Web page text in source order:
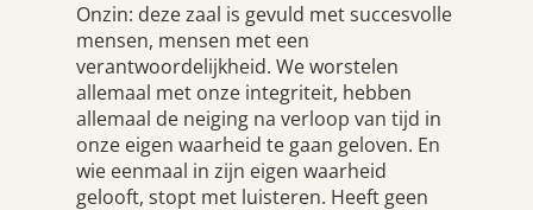
Onzin: deze zaal is gevuld met succesvolle
mensen, mensen met een
verantwoordelijkheid. We worstelen
allemaal met onze integriteit, hebben
allemaal de neiging na verloop van tijd in
onze eigen waarheid te gaan geloven. En
wie eenmaal in zijn eigen waarheid
gelooft, stopt met luisteren. Heeft geen